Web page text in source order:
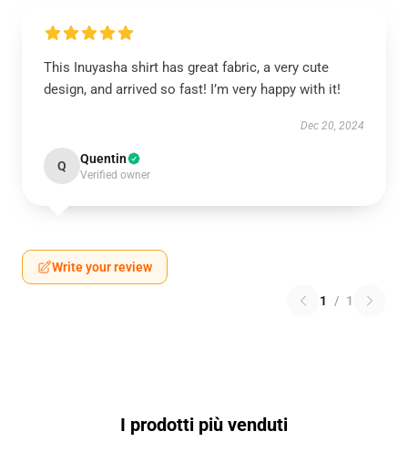
This Inuyasha shirt has great fabric, a very cute
design, and arrived so fast! I’m very happy with it!
Dec 20, 2024
Q Quentin
Verified owner
Write your review
1 / 1
I prodotti più venduti